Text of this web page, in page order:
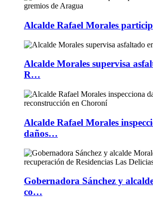
Alcalde Rafael Morales
Alcalde Morales supervisa
R…
Alcalde Rafael Morales
daños…
Gobernadora Sánchez y
co…